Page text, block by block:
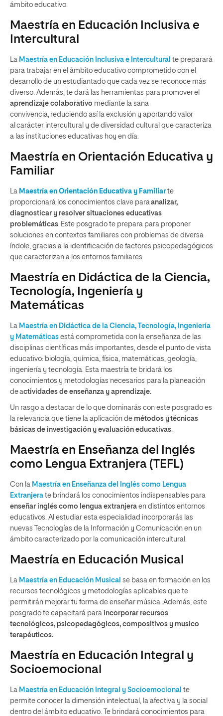
ámbito educativo.
Maestría en Educación Inclusiva e
Intercultural
La Maestría en Educación Inclusiva e Intercultural te preparará
para trabajar en el ámbito educativo comprometido con el
desarrollo de un estudiantado que cada vez se reconoce más
diverso . Además, te dará las herramientas para promoverel
aprendizaje colaborativo mediante la sana
convivencia reduciendo así la exclusión y aportando valor
al carácter intercultural y de diversidad cultural que caracteriza
a las instituciones educativas hoy en día.
Maestría en Orientación Educativa y
Familiar
La Maestría en Orientación Educativa y Familiarte
proporcionará los conocimientos clave para analizar,
diagnosticar y resolver situaciones educativas
problemáticas . Este posgrado te prepara para proponer
soluciones en contextos familiares con problemas de diversa
índole, gracias a la identificación de factores psicopedagógicos
que caracterizan a los entornos familiares
Maestría en Didáctica de la Ciencia,
Tecnología, Ingeniería y
Matemáticas
La Maestría en Didáctica de la Ciencia, Tecnología, Ingeniería
y Matemáticas está comprometida con la enseñanza de las
disciplinas científicas más importantes, desde el punto de vista
educativo: biología, química, física, matemáticas, geología,
ingeniería y tecnología. Esta maestría te bridará los
conocimientos y metodologías necesarios para la planeación
de actividades de enseñanza y aprendizaje.
Un rasgo a destacar de lo que dominarás con este posgrado es
la relevancia que tiene la aplicación de métodos y técnicas
básicas de investigación y evaluación educativas
Maestría en Enseñanza del Inglés
como Lengua Extranjera (TEFL)
Con la Maestría en Enseñanza del Inglés como Lengua
Extranjera te brindará los conocimientos indispensables para
enseñar inglés como lengua extranjera en distintos entornos
educativos Al estudiar esta especialidad incorporarás las
nuevas Tecnologías de la Información y Comunicación en un
ámbito caracterizado por la comunicación intercultural.
Maestría en Educación Musical
La Maestría en Educación Musical se basa en formación en los
recursos tecnológicos y metodologías aplicables que te
permitirán mejorar tu forma de enseñar música. Además, este
posgrado te capacitará para incorporar recursos
tecnológicos, psicopedagógicos, compositivos y musico
terapéuticos.
Maestría en Educación Integral y
Socioemocional
La Maestría en Educación Integral y Socioemocional te
permite conocer la dimensión intelectual, la afectiva y la social
dentro del ámbito educativo. Te brindará conocimientos para